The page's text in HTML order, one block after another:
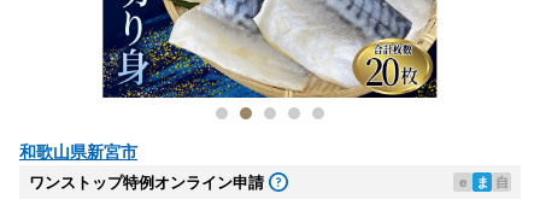
和歌山県新宮市
ワンストップ特例オンライン申請 e ま 自